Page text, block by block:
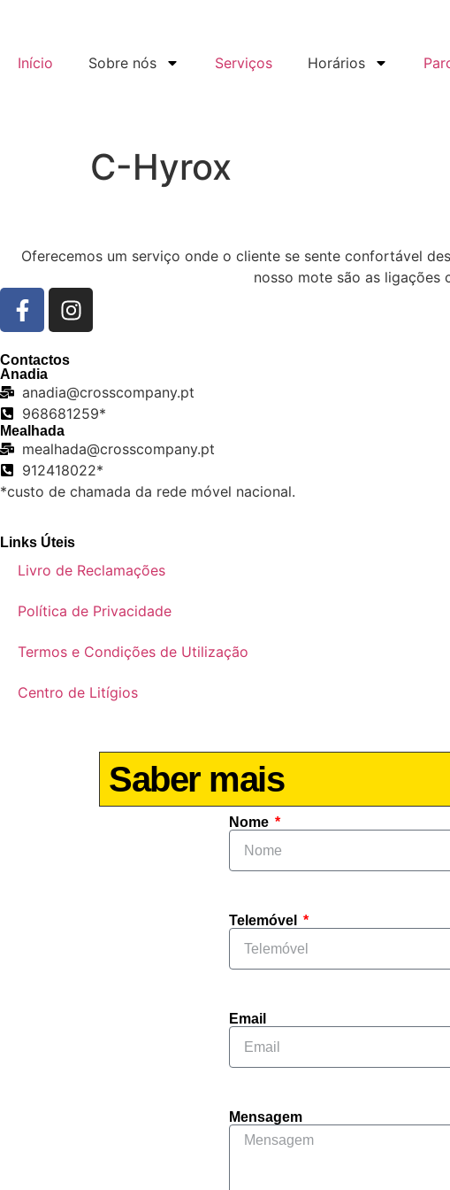
Início Sobre nós Serviços Horários
C-Hyrox
Oferecemos um serviço onde o cliente se sente confortável
nosso mote são as ligações
Contactos
Anadia
anadia@crosscompany.pt
968681259*
Mealhada
mealhada@crosscompany.pt
912418022*
*custo de chamada da rede móvel nacional.
Links Úteis
Livro de Reclamações
Política de Privacidade
Termos e Condições de Utilização
Centro de Litígios
Saber mais
Nome
Telemóvel
Email
Mensagem